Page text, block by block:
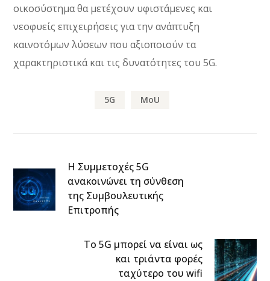
οικοσύστημα θα μετέχουν υφιστάμενες και
νεοφυείς επιχειρήσεις για την ανάπτυξη
καινοτόμων λύσεων που αξιοποιούν τα
χαρακτηριστικά και τις δυνατότητες του 5G.
5G MoU
Η Συμμετοχές 5G
ανακοινώνει τη σύνθεση
της Συμβουλευτικής
Επιτροπής
Το 5G μπορεί να είναι ως
και τριάντα φορές
ταχύτερο του wifi